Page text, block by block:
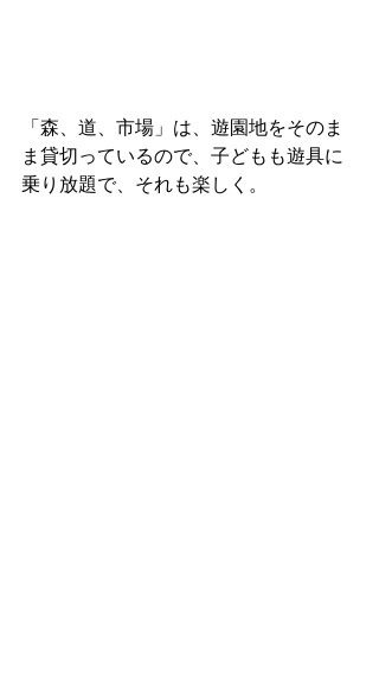
「森、道、市場」は、遊園地をそのま
ま貸切っているので、子どもも遊具に
乗り放題で、それも楽しく。